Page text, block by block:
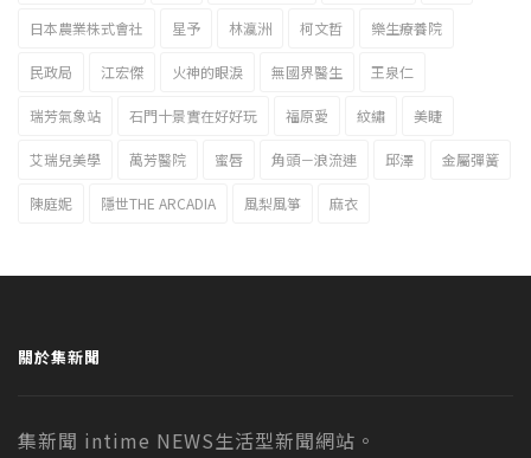
日本農業株式會社 星予 林瀛洲 柯文哲 樂生療養院
民政局 江宏傑 火神的眼淚 無國界醫生 王泉仁
瑞芳氣象站 石門十景實在好好玩 福原愛 紋繡 美睫
艾瑞兒美學 萬芳醫院 蜜唇 角頭－浪流連 邱澤 金屬彈簧
陳庭妮 隱世THE ARCADIA 風梨風箏 麻衣
關於集新聞
集新聞 intime NEWS生活型新聞網站。